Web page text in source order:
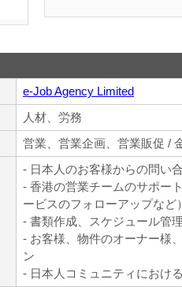
e-Job Agency Limited
人材、労務
営業、営業企画、営業販促 /
- 日本人のお客様からの問い
- 香港の営業チームのサポー
ービスのフォローアップなど）
- 書類作成、スケジュール管
- お客様、物件のオーナー様
ン
- 日本人コミュニティにおけ